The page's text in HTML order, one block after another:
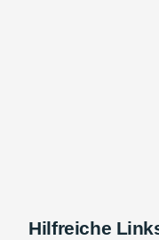
Hilfreiche